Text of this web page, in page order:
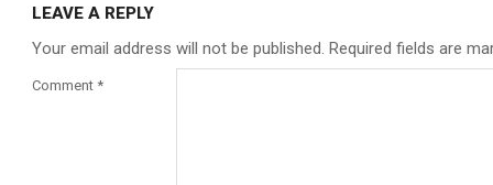
LEAVE A REPLY
Your email address will not be published. Required fields are
Comment *